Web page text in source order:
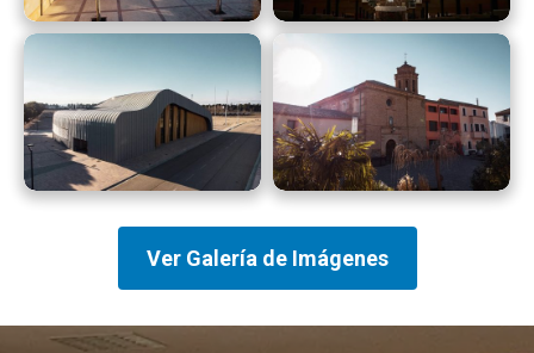
Ver Galería de Imágenes